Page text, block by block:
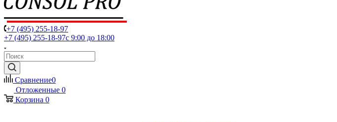
+7 (495) 255-18-97
+7 (495) 255-18-97с 9:00 до 18:00
Сравнение0
Отложенные 0
Корзина 0